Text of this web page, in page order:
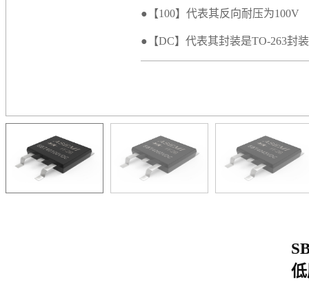
●【100】代表其反向耐压为100V
●【DC】代表其封装是TO-263封装